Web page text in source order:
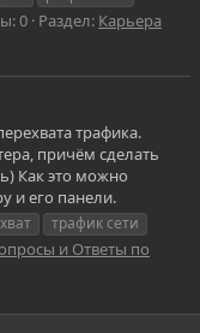
0 Раздел: Карьера
трафика.
причём сделать
Как это можно
и его панели.
трафик сети
и Ответы по